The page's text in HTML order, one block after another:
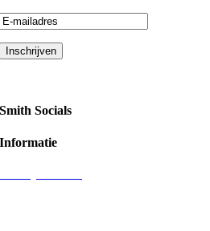
Smith Socials
Informatie